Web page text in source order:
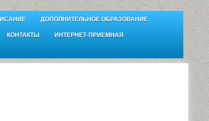
ДОПОЛНИТЕЛЬНОЕ ОБРАЗОВАНИЕ
КОНТАКТЫ ИНТЕРНЕТ-ПРИЁМНАЯ